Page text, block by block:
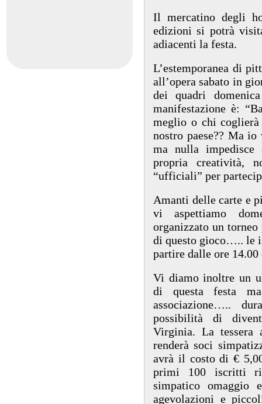
Il mercatino degli
edizioni si potrà
adiacenti la festa.
L’estemporanea di
all’opera sabato in
dei quadri
manifestazione è:
meglio o chi
nostro paese?? Ma
ma nulla
propria creatività,
“ufficiali” per
Amanti delle carte e
vi aspettiamo
organizzato un
di questo gioco….. le
partire dalle ore 14.00
Vi diamo inoltre un
di questa festa
associazione…..
possibilità di
Virginia. La
renderà soci
avrà il costo di €
primi 100 iscritti
simpatico
agevolazioni e